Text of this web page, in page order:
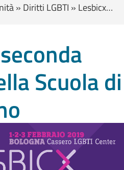
Home » Pari opportunità » Diritti LGBTI » Lesbicx, la seconda edizione della Scuola di femminismo
Scuola di